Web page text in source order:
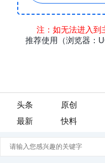
头条 原创
最新
快料